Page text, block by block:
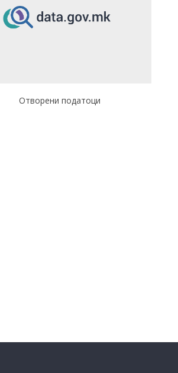
Отворени податоци